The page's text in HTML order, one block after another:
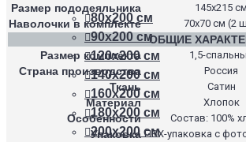
80х200 см
90х200 см
120х200 см
140х200 см
160х200 см
180х200 см
200х200 см
Размер пододеяльника 145х215 см
Наволочки в комплекте 70х70 см (2
ОБЩИЕ
Размер комплекта
1,5-
Страна производства Россия
Ткань Сатин
Материал Хлопок
Особенности Состав: 100%
Упаковка ПВХ-упаковка с